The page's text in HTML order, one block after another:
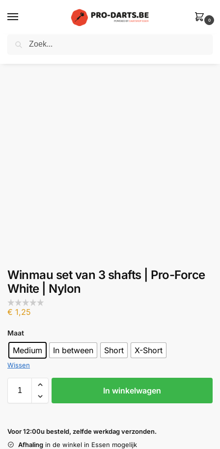
0
Home » Winkel
Winmau set van 3 shafts | Pro-Force
White | Nylon
€ 1,25
Maat
Medium In between Short X-Short
Wissen
In winkelwagen
Voor 12:00u besteld, zelfde werkdag verzonden.
Afhaling in de winkel in Essen mogelijk